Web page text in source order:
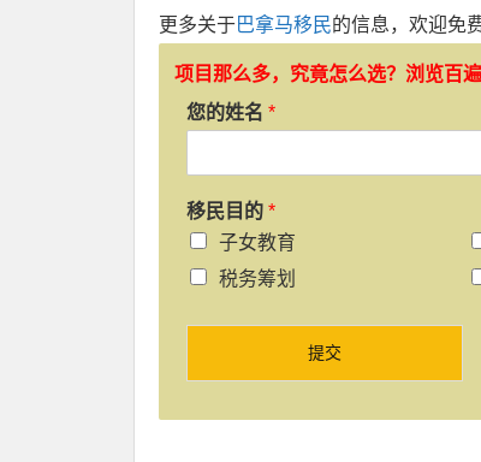
更多关于巴拿马移民的信息，欢迎免
项目那么多，究竟怎么选？浏览百
您的姓名 *
移民目的 *
子女教育
税务筹划
提交